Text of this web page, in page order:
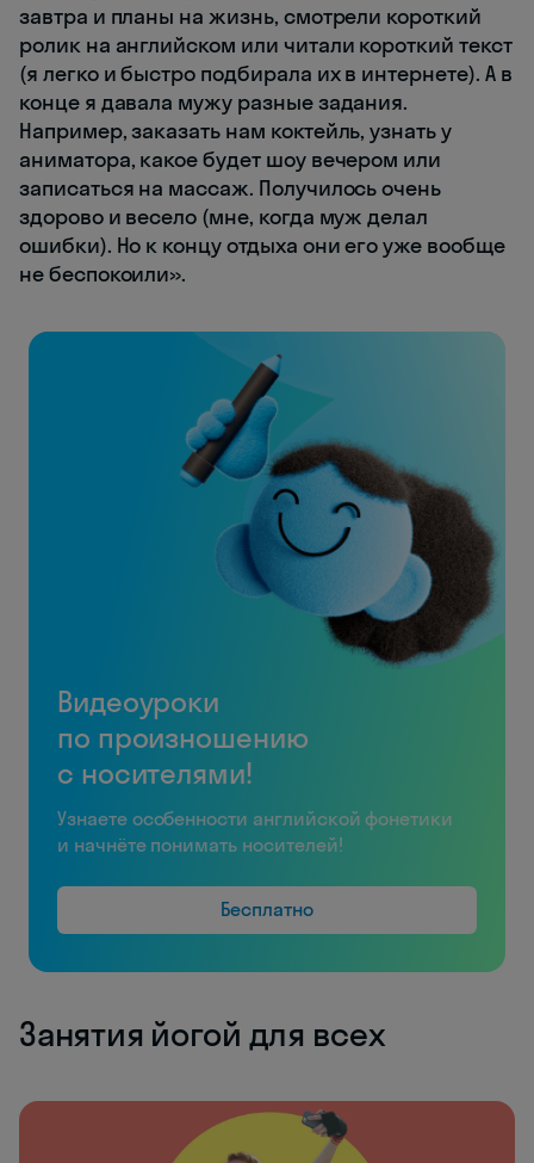
завтра и планы на жизнь, смотрели короткий
ролик на английском или читали короткий текст
(я легко и быстро подбирала их в интернете). А в
конце я давала мужу разные задания.
Например, заказать нам коктейль, узнать у
аниматора, какое будет шоу вечером или
записаться на массаж. Получилось очень
здорово и весело (мне, когда муж делал
ошибки). Но к концу отдыха они его уже вообще
не беспокоили».
Видеоуроки
по произношению
с носителями!
Узнаете особенности английской фонетики
и начнёте понимать носителей!
Бесплатно
Занятия йогой для всех